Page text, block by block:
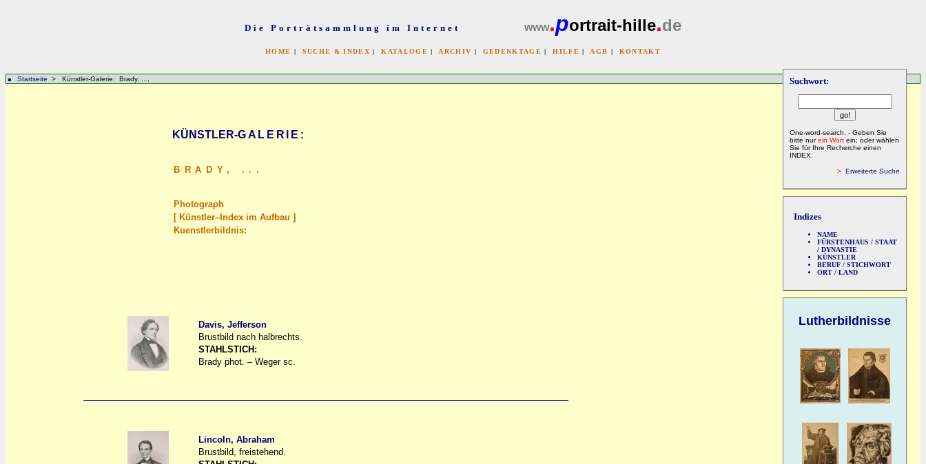
Die Porträtsammlung im Internet www.portrait-hille.de
HOME | SUCHE & INDEX |KATALOGE | ARCHIV | GEDENKTAGE |HILFE | AGB | KONTAKT
Suchwort:
One-word-search. - Geben Sie
bitte nurein Wort ein; oder wählen
Sie für Ihre Recherche einen
INDEX.
> Erweiterte Suche
Indizes
NAME
FÜRSTENHAUS / STAAT
/ DYNASTIE
KÜNSTLER
BERUF / STICHWORT
ORT / LAND
Lutherbildnisse
Startseite > Künstler-Galerie: Brady, ...,
KÜNSTLER-GALERIE :
BRADY, ...
Photograph
[ Künstler–Index im Aufbau ]
Kuenstlerbildnis:
Davis, Jefferson
Brustbild nach halbrechts.
STAHLSTICH:
Brady phot. – Weger sc.
Lincoln, Abraham
Brustbild, freistehend.